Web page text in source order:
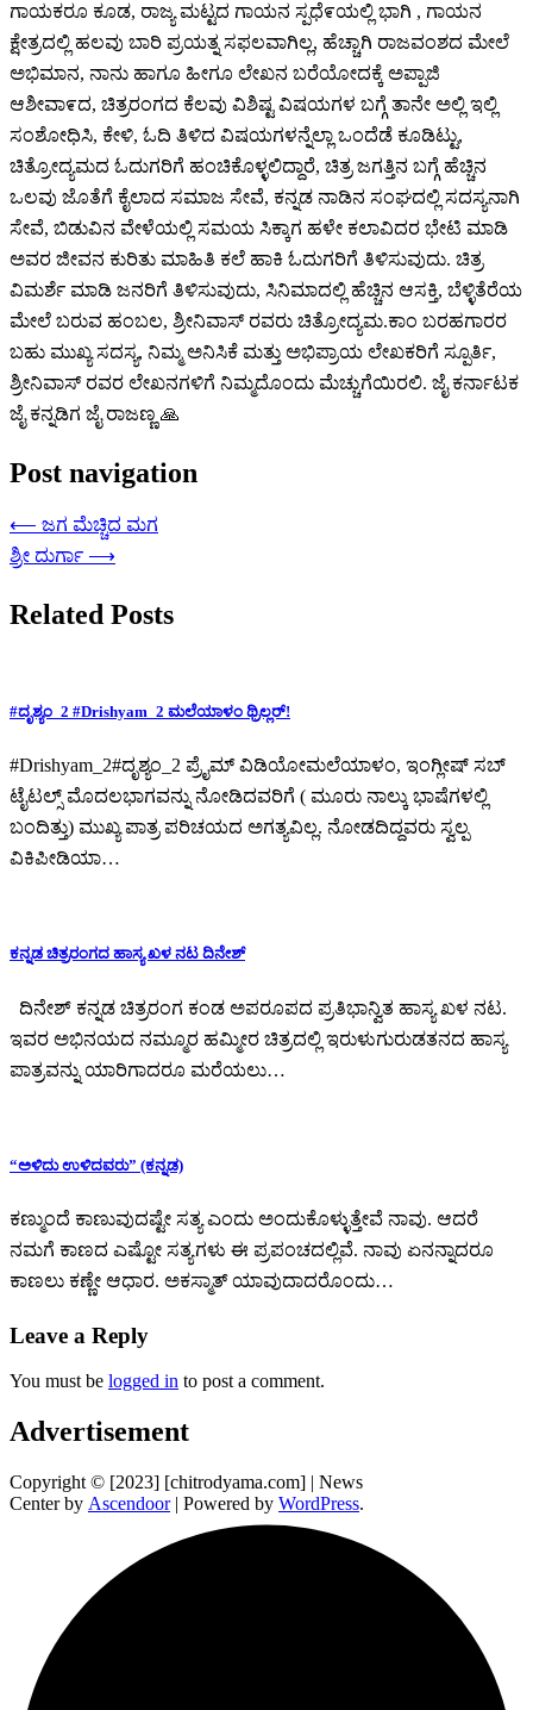
ಗಾಯಕರೂ ಕೂಡ, ರಾಜ್ಯ ಮಟ್ಟದ ಗಾಯನ ಸ್ಪಧೆ೯ಯಲ್ಲಿ ಭಾಗಿ , ಗಾಯನ
ಕ್ಷೇತ್ರದಲ್ಲಿ ಹಲವು ಬಾರಿ ಪ್ರಯತ್ನ ಸಫಲವಾಗಿಲ್ಲ, ಹೆಚ್ಚಾಗಿ ರಾಜವಂಶದ ಮೇಲೆ
ಅಭಿಮಾನ, ನಾನು ಹಾಗೂ ಹೀಗೂ ಲೇಖನ ಬರೆಯೋದಕ್ಕೆ ಅಪ್ಪಾಜಿ
ಆಶೀವಾ೯ದ, ಚಿತ್ರರಂಗದ ಕೆಲವು ವಿಶಿಷ್ಟ ವಿಷಯಗಳ ಬಗ್ಗೆ ತಾನೇ ಅಲ್ಲಿ ಇಲ್ಲಿ
ಸಂಶೋಧಿಸಿ, ಕೇಳಿ, ಓದಿ ತಿಳಿದ ವಿಷಯಗಳನ್ನೆಲ್ಲಾ ಒಂದೆಡೆ ಕೂಡಿಟ್ಟು,
ಚಿತ್ರೋದ್ಯಮದ ಓದುಗರಿಗೆ ಹಂಚಿಕೊಳ್ಳಲಿದ್ದಾರೆ, ಚಿತ್ರ ಜಗತ್ತಿನ ಬಗ್ಗೆ ಹೆಚ್ಚಿನ
ಒಲವು ಜೊತೆಗೆ ಕೈಲಾದ ಸಮಾಜ ಸೇವೆ, ಕನ್ನಡ ನಾಡಿನ ಸಂಘದಲ್ಲಿ ಸದಸ್ಯನಾಗಿ
ಸೇವೆ, ಬಿಡುವಿನ ವೇಳೆಯಲ್ಲಿ ಸಮಯ ಸಿಕ್ಕಾಗ ಹಳೇ ಕಲಾವಿದರ ಭೇಟಿ ಮಾಡಿ
ಅವರ ಜೀವನ ಕುರಿತು ಮಾಹಿತಿ ಕಲೆ ಹಾಕಿ ಓದುಗರಿಗೆ ತಿಳಿಸುವುದು. ಚಿತ್ರ
ವಿಮರ್ಶೆ ಮಾಡಿ ಜನರಿಗೆ ತಿಳಿಸುವುದು, ಸಿನಿಮಾದಲ್ಲಿ ಹೆಚ್ಚಿನ ಆಸಕ್ತಿ, ಬೆಳ್ಳಿತೆರೆಯ
ಮೇಲೆ ಬರುವ ಹಂಬಲ, ಶ್ರೀನಿವಾಸ್ ರವರು ಚಿತ್ರೋದ್ಯಮ.ಕಾಂ ಬರಹಗಾರರ
ಬಹು ಮುಖ್ಯ ಸದಸ್ಯ, ನಿಮ್ಮ ಅನಿಸಿಕೆ ಮತ್ತು ಅಭಿಪ್ರಾಯ ಲೇಖಕರಿಗೆ ಸ್ಪೂರ್ತಿ,
ಶ್ರೀನಿವಾಸ್ ರವರ ಲೇಖನಗಳಿಗೆ ನಿಮ್ಮದೊಂದು ಮೆಚ್ಚುಗೆಯಿರಲಿ. ಜೈ ಕರ್ನಾಟಕ
ಜೈ ಕನ್ನಡಿಗ ಜೈ ರಾಜಣ್ಣ 🙏
Post navigation
⟵ ಜಗ ಮೆಚ್ಚಿದ ಮಗ
ಶ್ರೀ ದುರ್ಗಾ ⟶
Related Posts
#ದೃಶ್ಯಂ_2 #Drishyam_2 ಮಲೆಯಾಳಂ ಥ್ರಿಲ್ಲರ್!
#Drishyam_2#ದೃಶ್ಯಂ_2 ಪ್ರೈಮ್ ವಿಡಿಯೋಮಲೆಯಾಳಂ, ಇಂಗ್ಲೀಷ್ ಸಬ್
ಟೈಟಲ್ಸ್ ಮೊದಲಭಾಗವನ್ನು ನೋಡಿದವರಿಗೆ ( ಮೂರು ನಾಲ್ಕು ಭಾಷೆಗಳಲ್ಲಿ
ಬಂದಿತ್ತು) ಮುಖ್ಯ ಪಾತ್ರ ಪರಿಚಯದ ಅಗತ್ಯವಿಲ್ಲ. ನೋಡದಿದ್ದವರು ಸ್ವಲ್ಪ
ವಿಕಿಪೀಡಿಯಾ…
ಕನ್ನಡ ಚಿತ್ರರಂಗದ ಹಾಸ್ಯ ಖಳ ನಟ ದಿನೇಶ್
ದಿನೇಶ್ ಕನ್ನಡ ಚಿತ್ರರಂಗ ಕಂಡ ಅಪರೂಪದ ಪ್ರತಿಭಾನ್ವಿತ ಹಾಸ್ಯ ಖಳ ನಟ.
ಇವರ ಅಭಿನಯದ ನಮ್ಮೂರ ಹಮ್ಮೀರ ಚಿತ್ರದಲ್ಲಿ ಇರುಳುಗುರುಡತನದ ಹಾಸ್ಯ
ಪಾತ್ರವನ್ನು ಯಾರಿಗಾದರೂ ಮರೆಯಲು…
“ಅಳಿದು ಉಳಿದವರು” (ಕನ್ನಡ)
ಕಣ್ಮುಂದೆ ಕಾಣುವುದಷ್ಟೇ ಸತ್ಯ ಎಂದು ಅಂದುಕೊಳ್ಳುತ್ತೇವೆ ನಾವು. ಆದರೆ
ನಮಗೆ ಕಾಣದ ಎಷ್ಟೋ ಸತ್ಯಗಳು ಈ ಪ್ರಪಂಚದಲ್ಲಿವೆ. ನಾವು ಏನನ್ನಾದರೂ
ಕಾಣಲು ಕಣ್ಣೇ ಆಧಾರ. ಅಕಸ್ಮಾತ್ ಯಾವುದಾದರೊಂದು…
Leave a Reply
You must be logged in to post a comment.
Advertisement
Copyright © [2023] [chitrodyama.com] | News
Center by Ascendoor| Powered by WordPress.